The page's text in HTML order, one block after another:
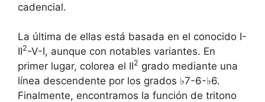
cadencial.
La última de ellas está basada en el conocido I-
II2-V-I, aunque con notables variantes. En
primer lugar, colorea el II2 grado mediante una
línea descendente por los grados ♭7-6-♭6.
Finalmente, encontramos la función de tritono